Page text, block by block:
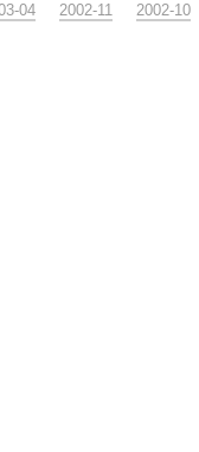
04 2002-11 2002-10